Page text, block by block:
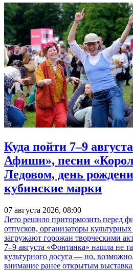
Куда пойти 7–9
Афиши», песни
Ледовом, день
кубинские марки
07 августа 2026, 08:00
Лето решило притормозить перед
отпусков, организаторы
загружают горожан творческими
7–9 августа «Фонтанка» нашла не
культурного досуга — но,
внимание ранее открытым